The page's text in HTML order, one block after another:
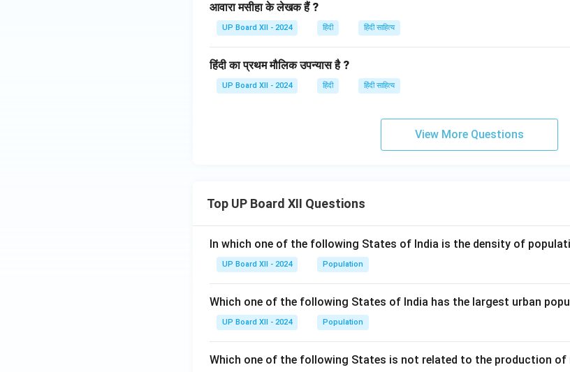
आवारा मसीहा के लेखक हैं ?
UP Board XII - 2024 हिंदी हिंदी साहित्य
हिंदी का प्रथम मौलिक उपन्यास है ?
UP Board XII - 2024 हिंदी हिंदी साहित्य
View More Questions
Top UP Board XII Questions
In which one of the following States of India is the density of
UP Board XII - 2024 Population
Which one of the following States of India has the largest urban
UP Board XII - 2024 Population
Which one of the following States is not related to the production of